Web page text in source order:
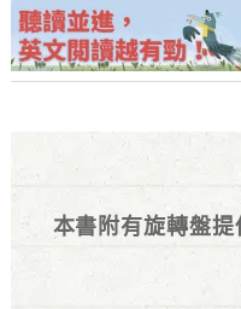
本書附有旋轉盤